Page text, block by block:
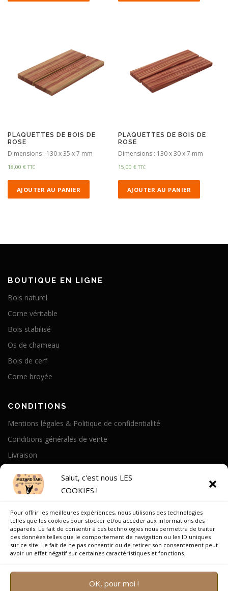
Salut, c'est nous LES
COOKIES !
Pour offrir les meilleures expériences, nous utilisons des technologies
telles que les cookies pour stocker et/ou accéder aux informations des
appareils. Le fait de consentir à ces technologies nous permettra de traiter
des données telles que le comportement de navigation ou les ID uniques
sur ce site. Le fait de ne pas consentir ou de retirer son consentement peut
avoir un effet négatif sur certaines caractéristiques et fonctions.
OK, pour moi !
PLAQUETTES DE BOIS DE
ROSE
Dimensions : 130 x 35 x 7 mm
18,00 € TTC
AJOUTER AU PANIER
PLAQUETTES DE BOIS DE
ROSE
Dimensions : 130 x 30 x 7 mm
15,00€ TTC
AJOUTER AU PANIER
BOUTIQUE EN LIGNE
Bois naturel
Corne véritable
Bois stabilisé
Os de chameau
Bois de cerf
Corne broyée
CONDITIONS
Mentions légales & Politique de confidentialité
Conditions générales de vente
Livraison
Notre Histoire
On parle de nous
Recrutement